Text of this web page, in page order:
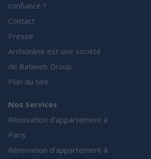
confiance ?
Contact
Presse
Archionline est une société
de Batiweb Group
Plan du site
Nos Services
Rénovation d’appartement à
Paris
Rénovation d’appartement à